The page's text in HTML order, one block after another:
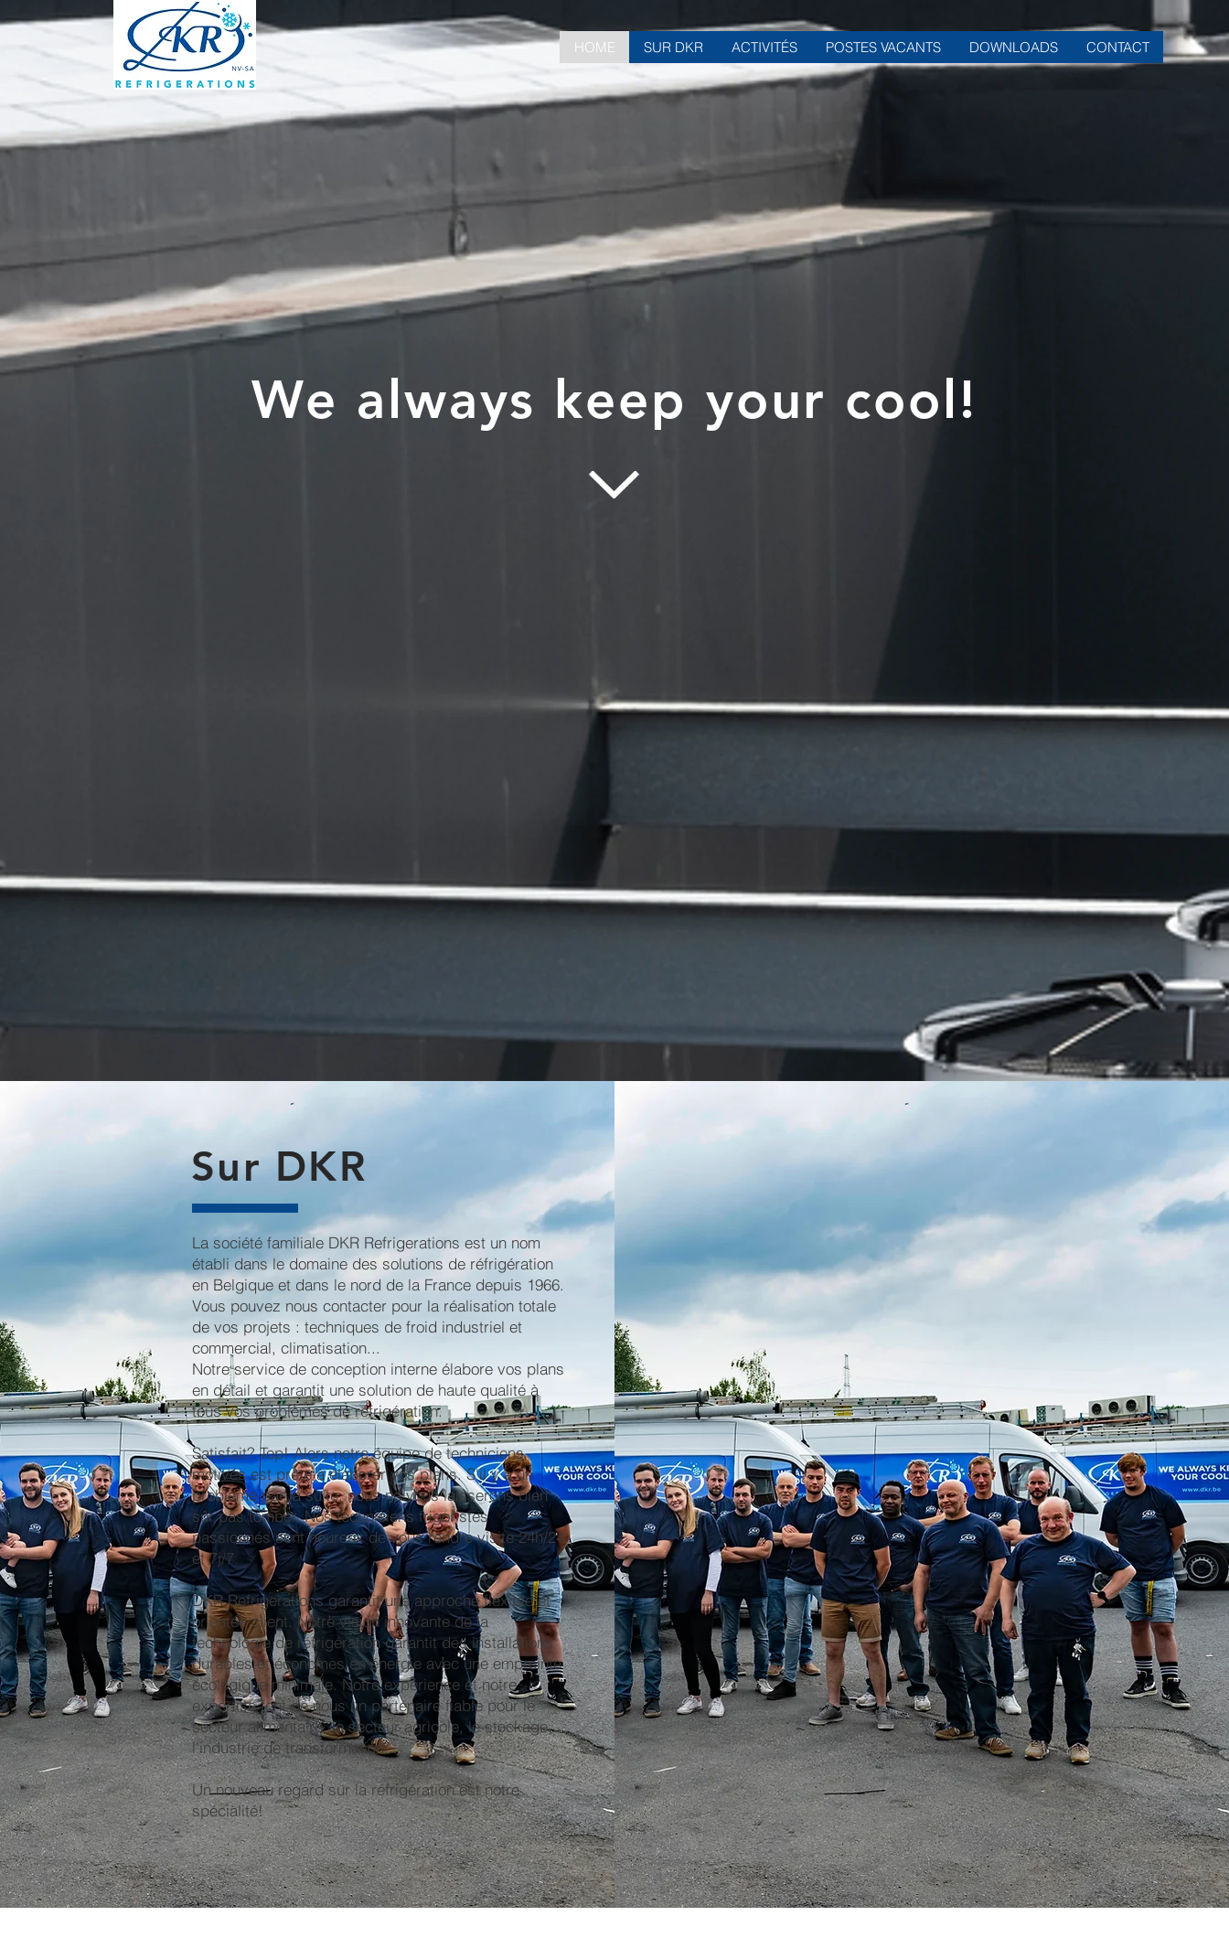
HOME SUR DKR ACTIVITÉS POSTES VACANTS DOWNLOADS CONTACT
We always keep your cool!
Sur DKR
La société familiale DKR Refrigerations est un nom
établi dans le domaine des solutions de réfrigération
en Belgique et dans le nord de la France depuis 1966.
Vous pouvez nous contacter pour la réalisation totale
de vos projets : techniques de froid industriel et
commercial, climatisation...
Notre service de conception interne élabore vos plans
en détail et garantit une solution de haute qualité à
tous vos problèmes de réfrigération.
Satisfait? Top! Alors notre équipe de techniciens
motivés est prête à élaborer vos plans. S'il y a un
problème par la suite, nous ne vous laisserons bien
sûr pas tomber. Nos techniciens frigoristes
passionnés sont heureux de vous rendre visite 24h/24
et 7j/7.
DKR Refrigerations garantit une approche flexible et
orientée client. Notre vision innovante de la
technologie de réfrigération garantit des installations
durables et économes en énergie avec une empreinte
écologique minimale. Notre expérience et notre
expertise font de nous un partenaire fiable pour le
secteur alimentaire, le secteur agricole, le stockage,
l'industrie de transformation...
Un nouveau regard sur la réfrigération est notre
spécialité!